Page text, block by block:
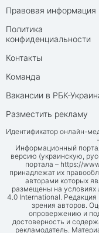
Правовая информация
Политика
конфиденциальности
Контакты
Команда
Вакансии в РБК-
Разместить рекламу
Идентификатор онлайн-
Информационный
версию (украинскую,
портала – https://
принадлежат их
авторами которых
размещены на условиях
4.0 International.
зрения авторов.
опровержению и
достоверность и
рекламодатель.